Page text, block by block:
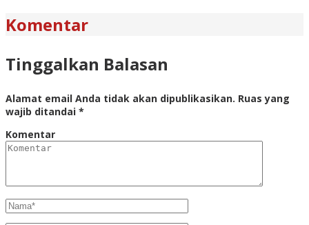
Komentar
Tinggalkan Balasan
Alamat email Anda tidak akan dipublikasikan. Ruas yang
wajib ditandai *
Komentar